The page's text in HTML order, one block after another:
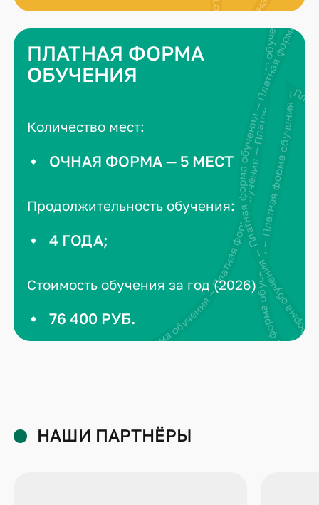
Платная форма обучения — Платная форма обучения — Платная форма обучения — Платная форма обучения —
Платная форма обучения — Платная
Платная форма обучения —
ПЛАТНАЯ ФОРМА
ОБУЧЕНИЯ
Количество мест:
ОЧНАЯ ФОРМА — 5 МЕСТ
Продолжительность обучения:
4 ГОДА;
Стоимость обучения за год (2026)
76 400 РУБ.
НАШИ ПАРТНЁРЫ